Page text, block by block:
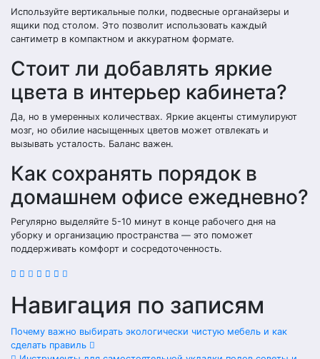
Используйте вертикальные полки, подвесные органайзеры и
ящики под столом. Это позволит использовать каждый
сантиметр в компактном и аккуратном формате.
Стоит ли добавлять яркие
цвета в интерьер кабинета?
Да, но в умеренных количествах. Яркие акценты стимулируют
мозг, но обилие насыщенных цветов может отвлекать и
вызывать усталость. Баланс важен.
Как сохранять порядок в
домашнем офисе ежедневно?
Регулярно выделяйте 5-10 минут в конце рабочего дня на
уборку и организацию пространства — это поможет
поддерживать комфорт и сосредоточенность.
Навигация по записям
Почему важно выбирать экологически чистую мебель и как
сделать правиль